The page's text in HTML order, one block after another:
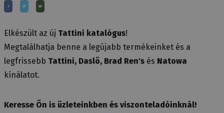
Elkészült az új Tattini katalógus!
Megtalálhatja benne a legújabb termékeinket és a
legfrissebb Tattini, Daslö, Brad Ren's és Natowa
kínálatot.
Keresse Ön is üzleteinkben és viszonteladóinknál!